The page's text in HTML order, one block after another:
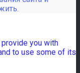
you with
to use some of its